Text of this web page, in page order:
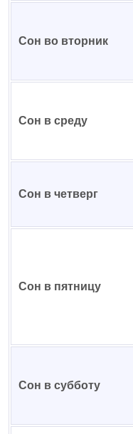
Сон во вторник
Сон в среду
Сон в четверг
Сон в пятницу
Сон в субботу